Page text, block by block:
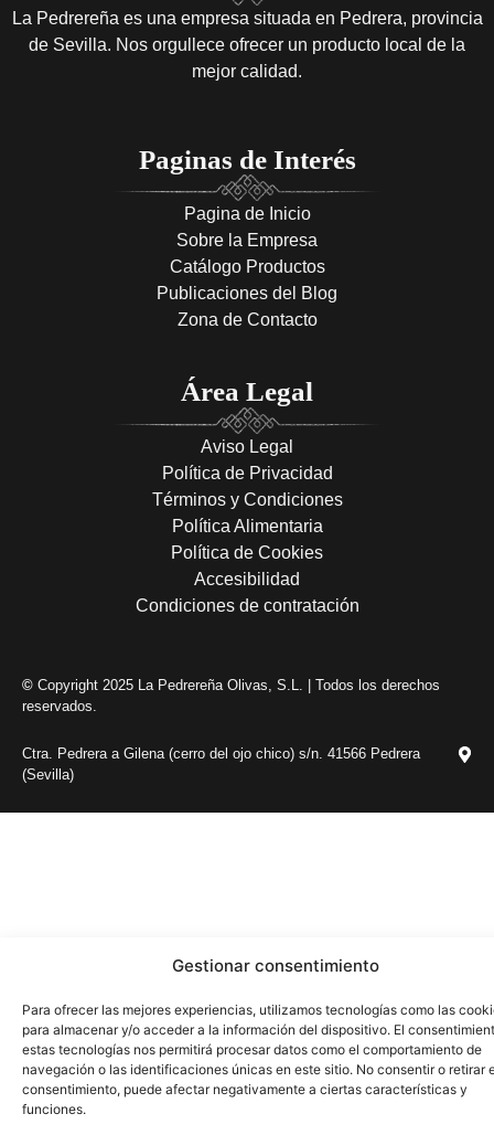
Gestionar consentimiento
Para ofrecer las mejores experiencias, utilizamos tecnologías como las
para almacenar y/o acceder a la información del dispositivo. El
estas tecnologías nos permitirá procesar datos como el comportamiento de
navegación o las identificaciones únicas en este sitio. No consentir o retirar
consentimiento, puede afectar negativamente a ciertas características y
funciones.
La Pedrereña es una empresa situada en Pedrera, provincia
de Sevilla. Nos orgullece ofrecer un producto local de la
mejor calidad.
Paginas de Interés
Pagina de Inicio
Sobre la Empresa
Catálogo Productos
Publicaciones del Blog
Zona de Contacto
Área Legal
Aviso Legal
Política de Privacidad
Términos y Condiciones
Política Alimentaria
Política de Cookies
Accesibilidad
Condiciones de contratación
© Copyright 2025 La Pedrereña Olivas, S.L. | Todos los derechos
reservados.
Ctra. Pedrera a Gilena (cerro del ojo chico) s/n. 41566 Pedrera
(Sevilla)